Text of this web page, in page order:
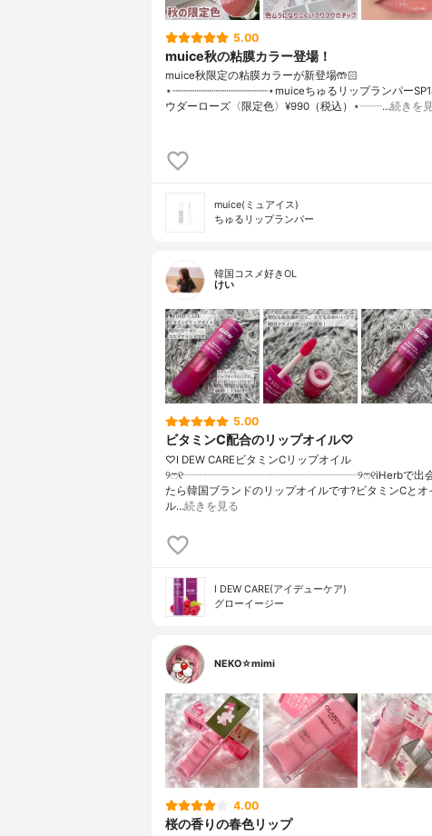
5.00
muice秋の粘膜カラー登場！
muice秋限定の粘膜カラーが新登場🤲🏻
⋆┈┈┈┈┈┈┈┈┈┈┈┈┈┈┈⋆muiceちゅるリップランパー
ウダーローズ〈限定色〉¥990（税込）⋆┈┈…続きを
muice(ミュアイス)
ちゅるリップランパー
韓国コスメ好きOL
けい
5.00
ビタミンC配合のリップオイル♡
♡I DEW CAREビタミンCリップオイル
୨ෆ୧┈┈┈┈┈┈┈┈┈┈┈┈┈┈┈┈୨ෆ୧iHerbで出
たら韓国ブランドのリップオイルです?ビタミンCとオ
ル…続きを見る
I DEW CARE(アイデューケア)
グローイージー
NEKO☆mimi
4.00
桜の香りの春色リップ